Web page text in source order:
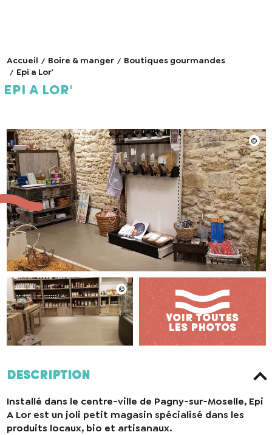
Accueil Boire & manger
Boutiques gourmandes
Epi a Lor'
Epi a Lor'
Description
Installé dans le centre-ville de Pagny-sur-Moselle, Epi
A Lor est un joli petit magasin spécialisé dans les
produits locaux, bio et artisanaux.